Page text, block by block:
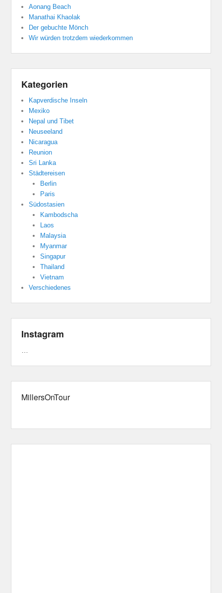
Aonang Beach
Manathai Khaolak
Der gebuchte Mönch
Wir würden trotzdem wiederkommen
Kategorien
Kapverdische Inseln
Mexiko
Nepal und Tibet
Neuseeland
Nicaragua
Reunion
Sri Lanka
Städtereisen
Berlin
Paris
Südostasien
Kambodscha
Laos
Malaysia
Myanmar
Singapur
Thailand
Vietnam
Verschiedenes
Instagram
…
MillersOnTour